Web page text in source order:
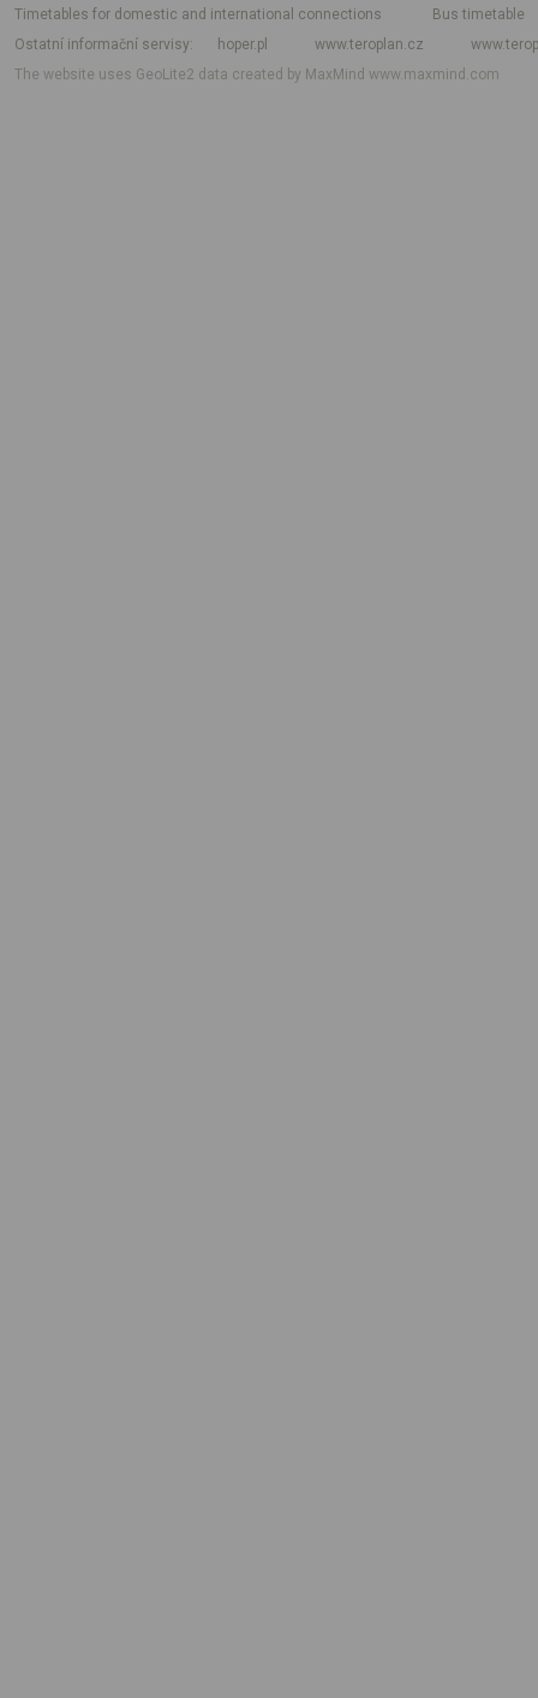
Timetables for domestic and international connections
Bus timetable
Ostatní informační servisy
hoper.pl www.teroplan.cz
The website uses GeoLite2 data created by MaxMindwww.maxmind.com